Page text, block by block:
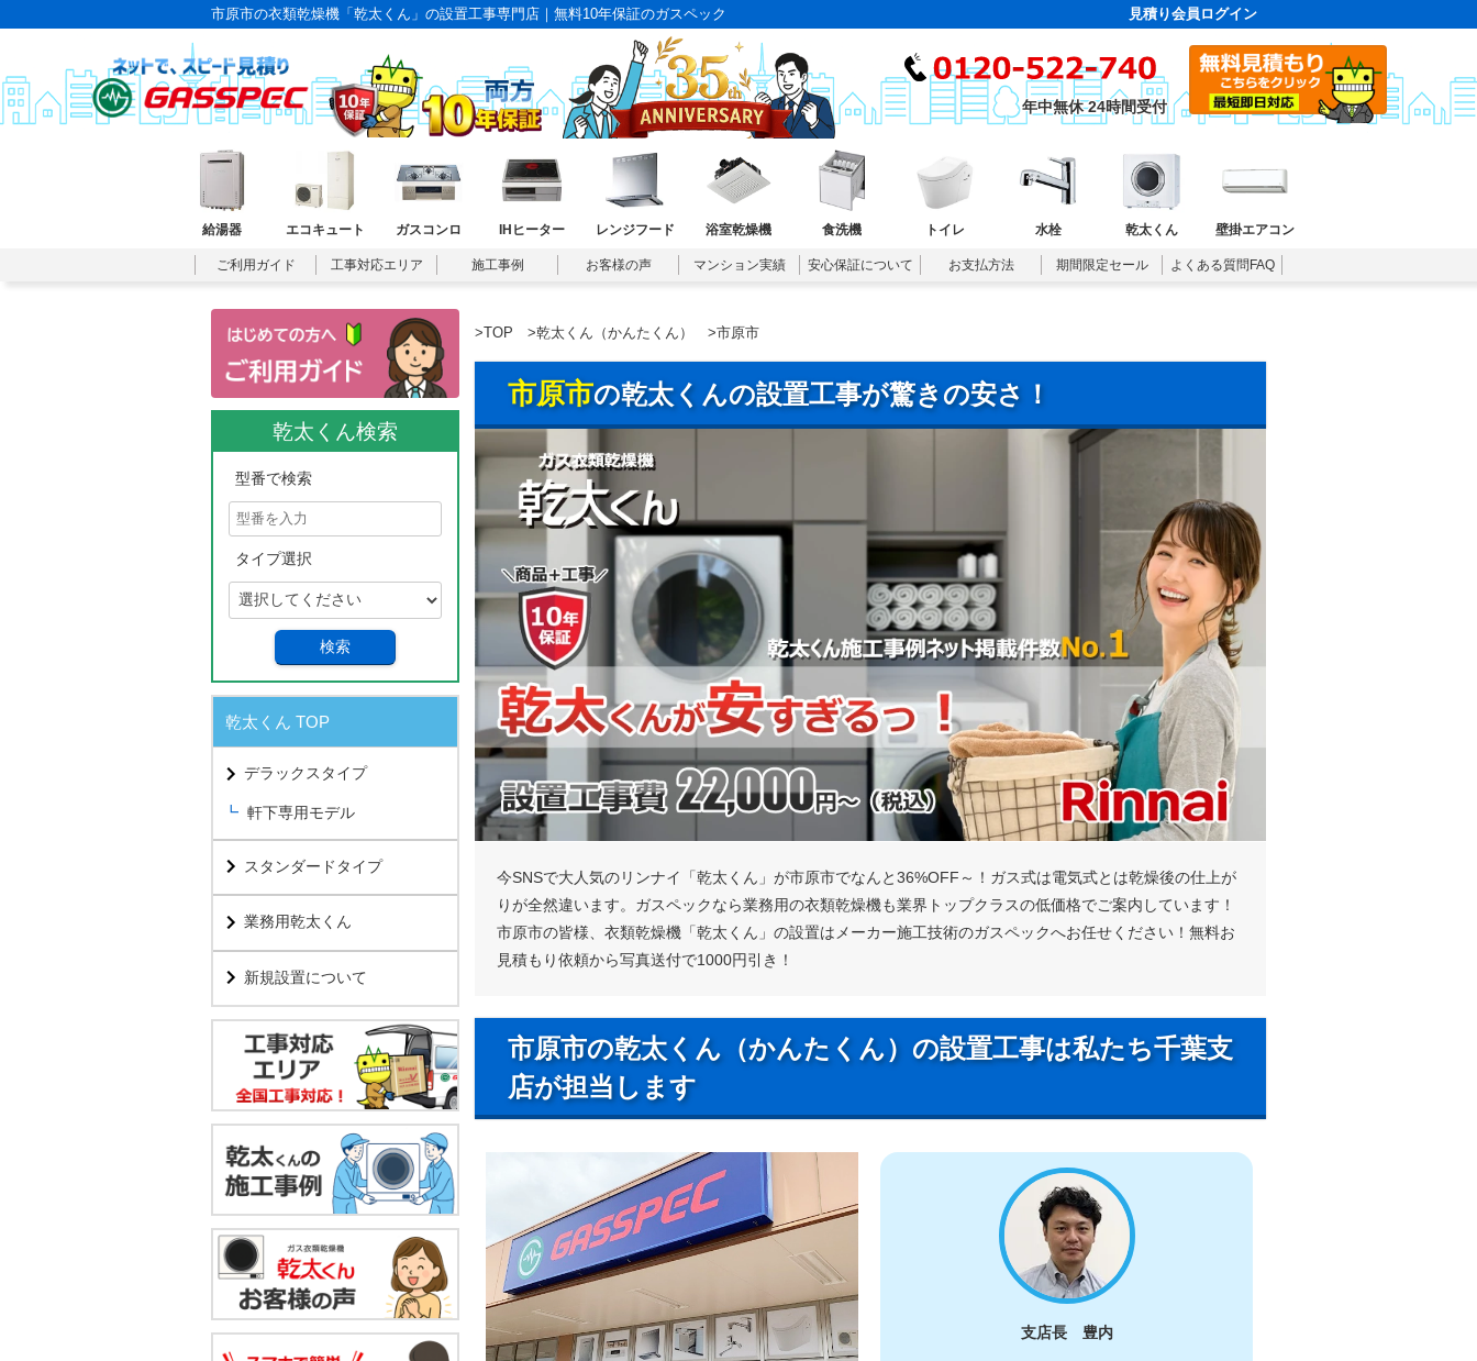
市原市の衣類乾燥機「乾太くん」の設置工事専門店｜無料10年保証のガスペック 見積り会員ログイン
年中無休 24時間受付
給湯器 エコキュート ガスコンロ IHヒーター レンジフード 浴室乾燥機 食洗機 トイレ 水栓 乾太くん 壁掛エアコン
ご利用ガイド 工事対応エリア 施工事例 お客様の声 マンション実績 安心保証について お支払方法 期間限定セール よくある質問FAQ
乾太くん検索
型番で検索
タイプ選択
検索
乾太くん TOP
デラックスタイプ
軒下専用モデル
スタンダードタイプ
業務用乾太くん
新規設置について
>TOP >乾太くん（かんたくん） >市原市
市原市の乾太くんの設置工事が驚きの安さ！
今SNSで大人気のリンナイ「乾太くん」が市原市でなんと36%OFF～！ガス式は電気式とは乾燥後の仕上が
りが全然違います。ガスペックなら業務用の衣類乾燥機も業界トップクラスの低価格でご案内しています！
市原市の皆様、衣類乾燥機「乾太くん」の設置はメーカー施工技術のガスペックへお任せください！無料お
見積もり依頼から写真送付で1000円引き！
市原市の乾太くん（かんたくん）の設置工事は私たち千葉支
店が担当します
支店長 豊内